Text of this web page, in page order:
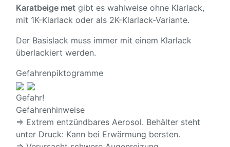
Karatbeige met gibt es wahlweise ohne Klarlack,
mit 1K-Klarlack oder als 2K-Klarlack-Variante.
Der Basislack muss immer mit einem Klarlack
überlackiert werden.
Gefahrenpiktogramme
Gefahr!
Gefahrenhinweise
⇒ Extrem entzündbares Aerosol. Behälter steht
unter Druck: Kann bei Erwärmung bersten.